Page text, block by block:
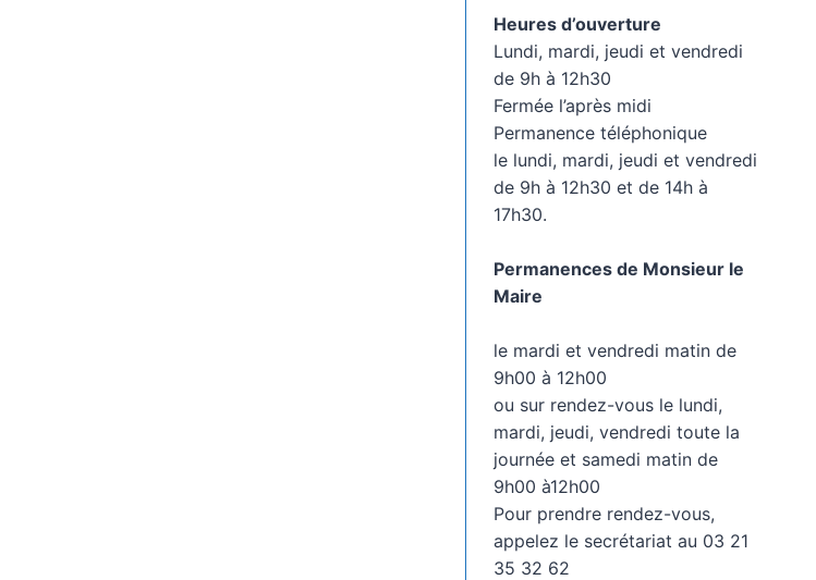
Heures d’ouverture
Lundi, mardi, jeudi et vendredi
de 9h à 12h30
Fermée l’après midi
Permanence téléphonique
le lundi, mardi, jeudi et vendredi
de 9h à 12h30 et de 14h à
17h30.
Permanences de Monsieur le
Maire
le mardi et vendredi matin de
9h00 à 12h00
ou sur rendez-vous le lundi,
mardi, jeudi, vendredi toute la
journée et samedi matin de
9h00 à12h00
Pour prendre rendez-vous,
appelez le secrétariat au 03 21
35 32 62